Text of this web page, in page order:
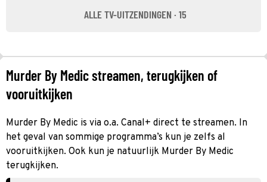
ALLE TV-UITZENDINGEN · 15
Murder By Medic streamen, terugkijken of
vooruitkijken
Murder By Medic is via o.a. Canal+ direct te streamen. In
het geval van sommige programma’s kun je zelfs al
vooruitkijken. Ook kun je natuurlijk Murder By Medic
terugkijken.